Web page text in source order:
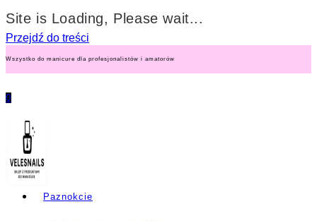
Site is Loading, Please wait...
Przejdź do treści
Wszystko do manicure dla profesjonalistów i amatorów
0
Paznokcie